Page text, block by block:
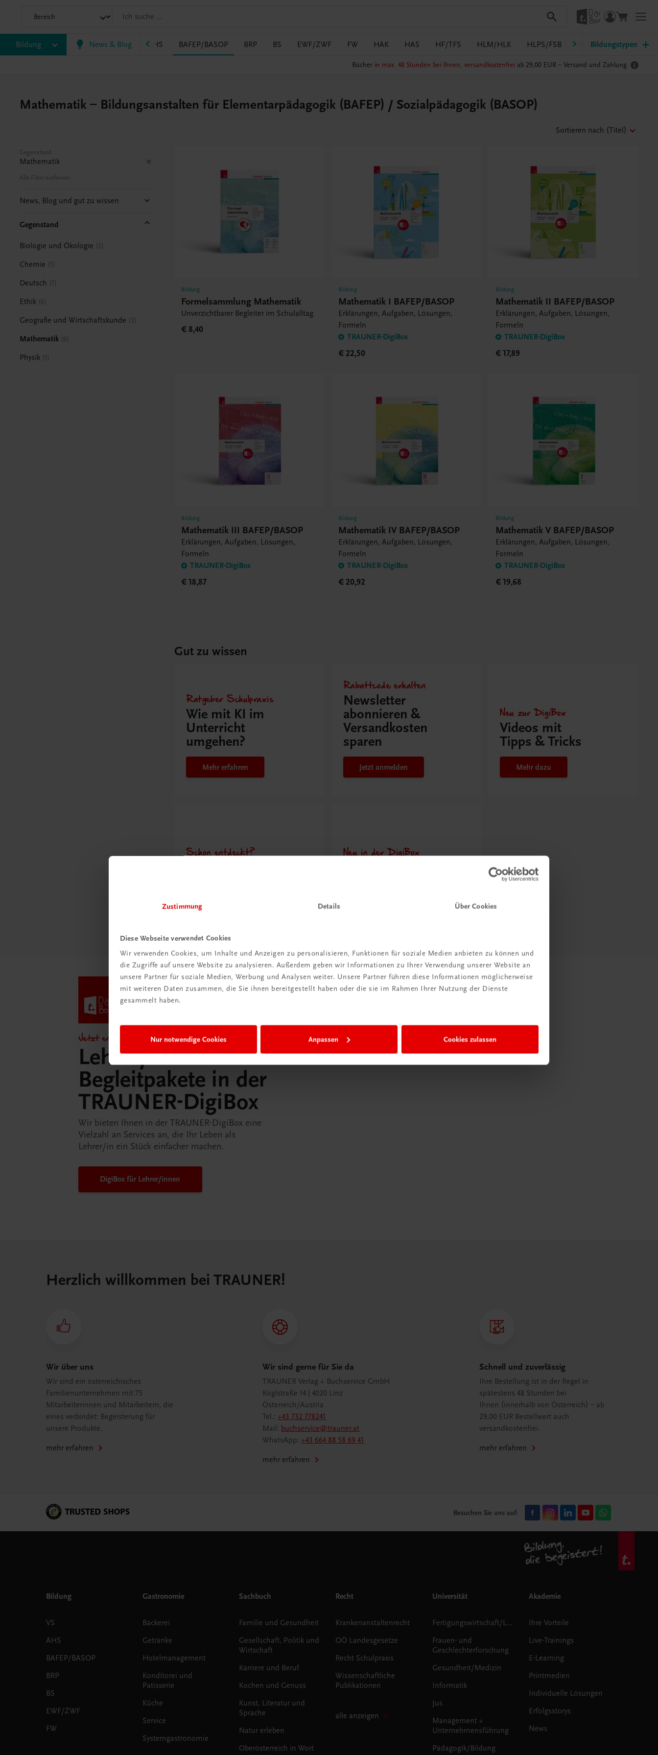
Zustimmung Details Über Cookies
Diese Webseite verwendet Cookies
Wir verwenden Cookies, um Inhalte und Anzeigen zu personalisieren, Funktionen für soziale Medien anbieten zu können und
die Zugriffe auf unsere Website zu analysieren. Außerdem geben wir Informationen zu Ihrer Verwendung unserer Website an
unsere Partner für soziale Medien, Werbung und Analysen weiter. Unsere Partner führen diese Informationen möglicherweise
mit weiteren Daten zusammen, die Sie ihnen bereitgestellt haben oder die sie im Rahmen Ihrer Nutzung der Dienste
gesammelt haben.
Nur notwendige Cookies Anpassen Cookies zulassen
Bildung News & Blog
VS AHS BAFEP/BASOP BRP BS EWF/ZWF FW HAK HAS HF/TFS HLM/HLK HLPS/FSB HLT/Kolleg HLW
Bildungstypen
Bücher in max. 48 Stunden bei Ihnen, versandkostenfrei ab 29,00 EUR – Versand und Zahlung
Mathematik – Bildungsanstalten für Elementarpädagogik (BAFEP) / Sozialpädagogik (BASOP)
Sortieren nach (Titel)
Gegenstand
Mathematik
Alle Filter entfernen
News, Blog und gut zu wissen
Gegenstand
Biologie und Ökologie 2
Chemie 1
Deutsch 7
Ethik 6
Geografie und Wirtschaftskunde 3
Mathematik 6
Physik 1
Bildung
Formelsammlung Mathematik
Unverzichtbarer Begleiter im Schulalltag
€ 8,40
Bildung
Mathematik I BAFEP/BASOP
Erklärungen, Aufgaben, Lösungen,
Formeln
TRAUNER-DigiBox
€ 22,50
Bildung
Mathematik II BAFEP/BASOP
Erklärungen, Aufgaben, Lösungen,
Formeln
TRAUNER-DigiBox
€ 17,89
Bildung
Mathematik III BAFEP/BASOP
Erklärungen, Aufgaben, Lösungen,
Formeln
TRAUNER-DigiBox
€ 18,87
Bildung
Mathematik IV BAFEP/BASOP
Erklärungen, Aufgaben, Lösungen,
Formeln
TRAUNER-DigiBox
€ 20,92
Bildung
Mathematik V BAFEP/BASOP
Erklärungen, Aufgaben, Lösungen,
Formeln
TRAUNER-DigiBox
€ 19,68
Gut zu wissen
Ratgeber Schulpraxis
Wie mit KI im
Unterricht
umgehen?
Mehr erfahren
Rabattcode erhalten
Newsletter
abonnieren &
Versandkosten
sparen
Jetzt anmelden
Neu zur DigiBox
Videos mit
Tipps & Tricks
Mehr dazu
Schon entdeckt? Neu in der DigiBox
Jetzt entdecken!
Lehrer/innen-
Begleitpakete in der
TRAUNER-DigiBox
Wir bieten Ihnen in der TRAUNER-DigiBox eine
Vielzahl an Services an, die Ihr Leben als
Lehrer/in ein Stück einfacher machen.
DigiBox für Lehrer/innen
Herzlich willkommen bei TRAUNER!
Wir über uns
Wir sind ein österreichisches
Familienunternehmen mit 75
Mitarbeiterinnen und Mitarbeitern, die
eines verbindet: Begeisterung für
unsere Produkte.
mehr erfahren
Wir sind gerne für Sie da
TRAUNER Verlag + Buchservice GmbH
Köglstraße 14 | 4020 Linz
Österreich/Austria
Tel.:+43 732 778241
Mail: buchservice@trauner.at
WhatsApp:+43 664 88 58 69 41
mehr erfahren
Schnell und zuverlässig
Ihre Bestellung ist in der Regel in
spätestens 48 Stunden bei
Ihnen (innerhalb von Österreich) – ab
29,00 EUR Bestellwert auch
versandkostenfrei.
mehr erfahren
Besuchen Sie uns auf:
Bildung
VS
AHS
BAFEP/BASOP
BRP
BS
EWF/ZWF
FW
Gastronomie
Bäckerei
Getränke
Hotelmanagement
Konditorei und
Patisserie
Küche
Service
Systemgastronomie
Sachbuch
Familie und Gesundheit
Gesellschaft, Politik und
Wirtschaft
Karriere und Beruf
Kochen und Genuss
Kunst, Literatur und
Sprache
Natur erleben
Oberösterreich in Wort
Recht
Krankenanstaltenrecht
OÖ Landesgesetze
Recht Schulpraxis
Wissenschaftliche
Publikationen
alle anzeigen
Universität
Fertigungswirtschaft/Logistik
Frauen- und
Geschlechterforschung
Gesundheit/Medizin
Informatik
Jus
Management +
Unternehmensführung
Pädagogik/Bildung
Akademie
Ihre Vorteile
Live-Trainings
E-Learning
Printmedien
Individuelle Lösungen
Erfolgsstorys
News